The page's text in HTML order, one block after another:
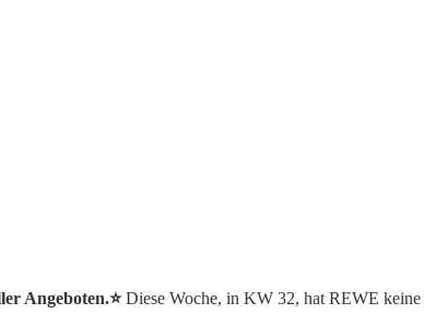
Angeboten.⭐️Diese Woche, in KW 32, hat REWE keine